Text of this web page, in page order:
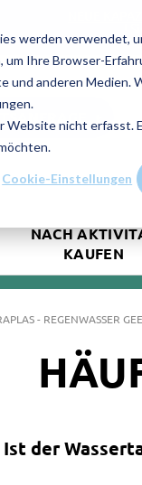
werden verwendet,
Ihre Browser-
und anderen Medien.
nicht erfasst.
Cookie-Einstellungen
NACH
KAUFEN
- REGENWASSER
Ist der